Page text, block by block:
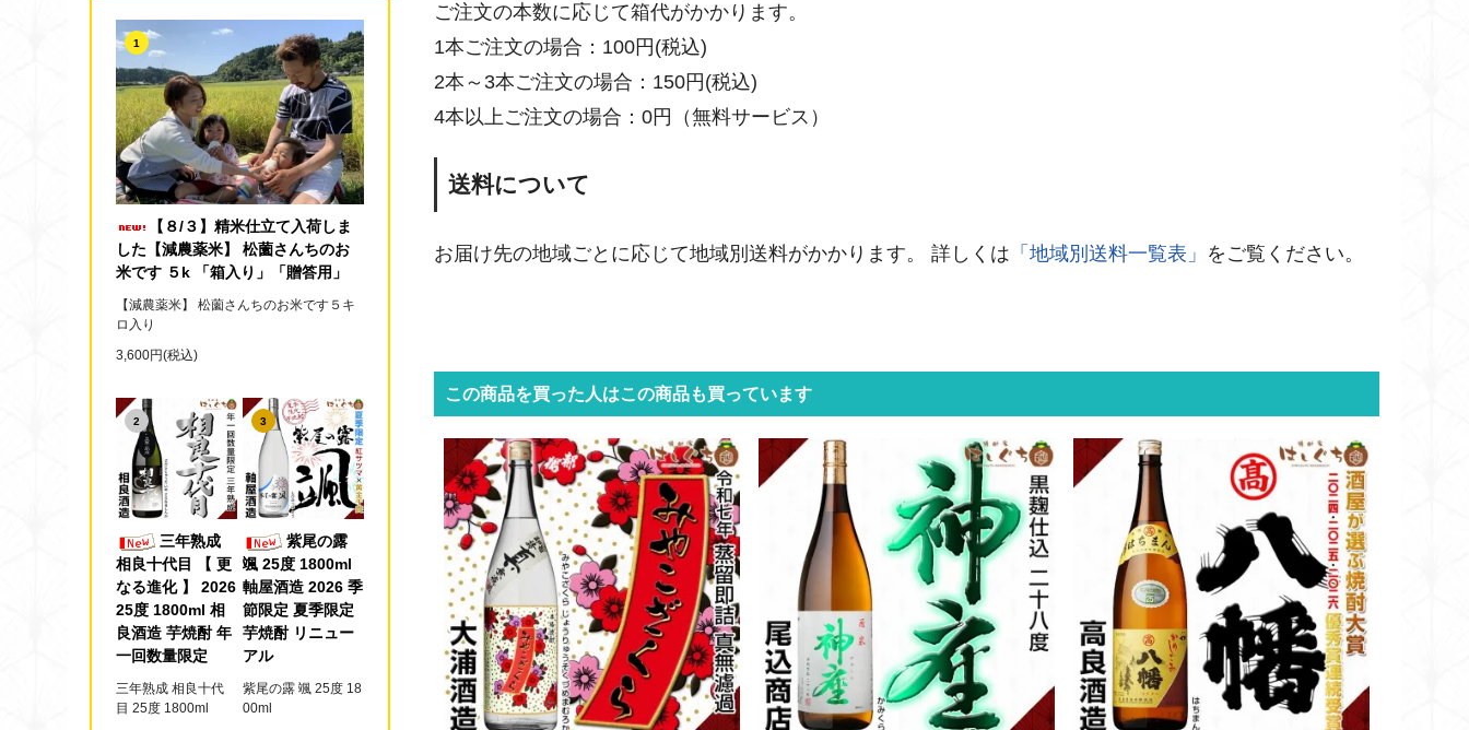
ご注文の本数に応じて箱代がかかります。
1本ご注文の場合：100円(税込)
2本～3本ご注文の場合：150円(税込)
4本以上ご注文の場合：0円（無料サービス）
送料について
お届け先の地域ごとに応じて地域別送料がかかります。 詳しくは 「地域別送料一覧表」 をご覧ください。
この商品を買った人はこの商品も買っています
1
【８/３】精米仕立て入荷しま
した【減農薬米】 松薗さんちのお
米です ５k 「箱入り」「贈答用」
【減農薬米】 松薗さんちのお米です５キ
ロ入り
3,600円(税込)
2
三年熟成
相良十代目 【 更
なる進化 】 2026
25度 1800ml 相
良酒造 芋焼酎 年
一回数量限定
三年熟成 相良十代
目 25度 1800ml
3
紫尾の露
颯 25度 1800ml
軸屋酒造 2026 季
節限定 夏季限定
芋焼酎 リニュー
アル
紫尾の露 颯 25度 18
00ml